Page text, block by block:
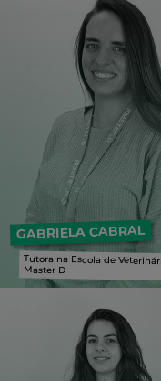
GABRIELA CABRAL
Tutora na Escola de
Master D